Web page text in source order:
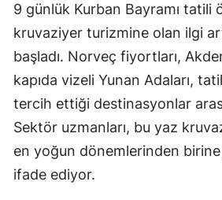
9 günlük Kurban Bayramı tatili
kruvaziyer turizmine olan ilgi
başladı. Norveç fiyortları,
kapıda vizeli Yunan Adaları,
tercih ettiği destinasyonlar
Sektör uzmanları, bu yaz
en yoğun dönemlerinden birine
ifade ediyor.